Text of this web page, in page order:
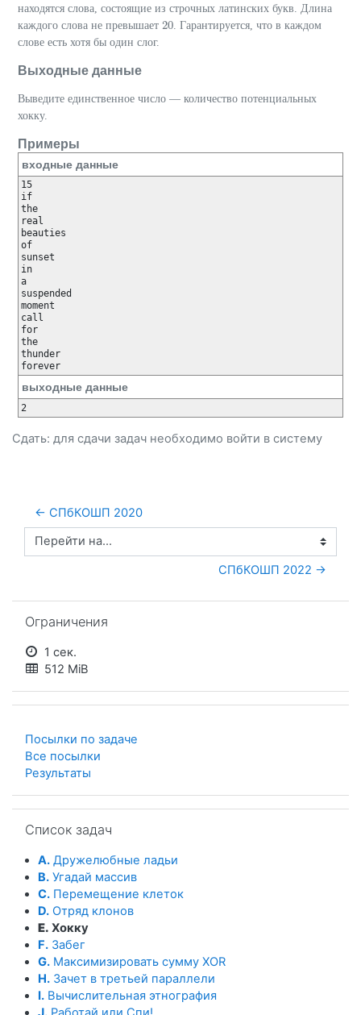
находятся слова, состоящие из строчных латинских букв. Длина
каждого слова не превышает 20
20. Гарантируется, что в каждом
слове есть хотя бы один слог.
Выходные данные
Выведите единственное число — количество потенциальных
хокку.
Примеры
входные данные
15
if
the
real
beauties
of
sunset
in
a
suspended
moment
call
for
the
thunder
forever
выходные данные
2
Сдать: для сдачи задач необходимо войти в систему
← СПбКОШП 2020
Перейти на...
СПбКОШП 2022 →
Ограничения
1 сек.
512 MiB
Посылки по задаче
Все посылки
Результаты
Список задач
A. Дружелюбные ладьи
B. Угадай массив
C. Перемещение клеток
D. Отряд клонов
E. Хокку
F. Забег
G. Максимизировать сумму XOR
H. Зачет в третьей параллели
I. Вычислительная этнография